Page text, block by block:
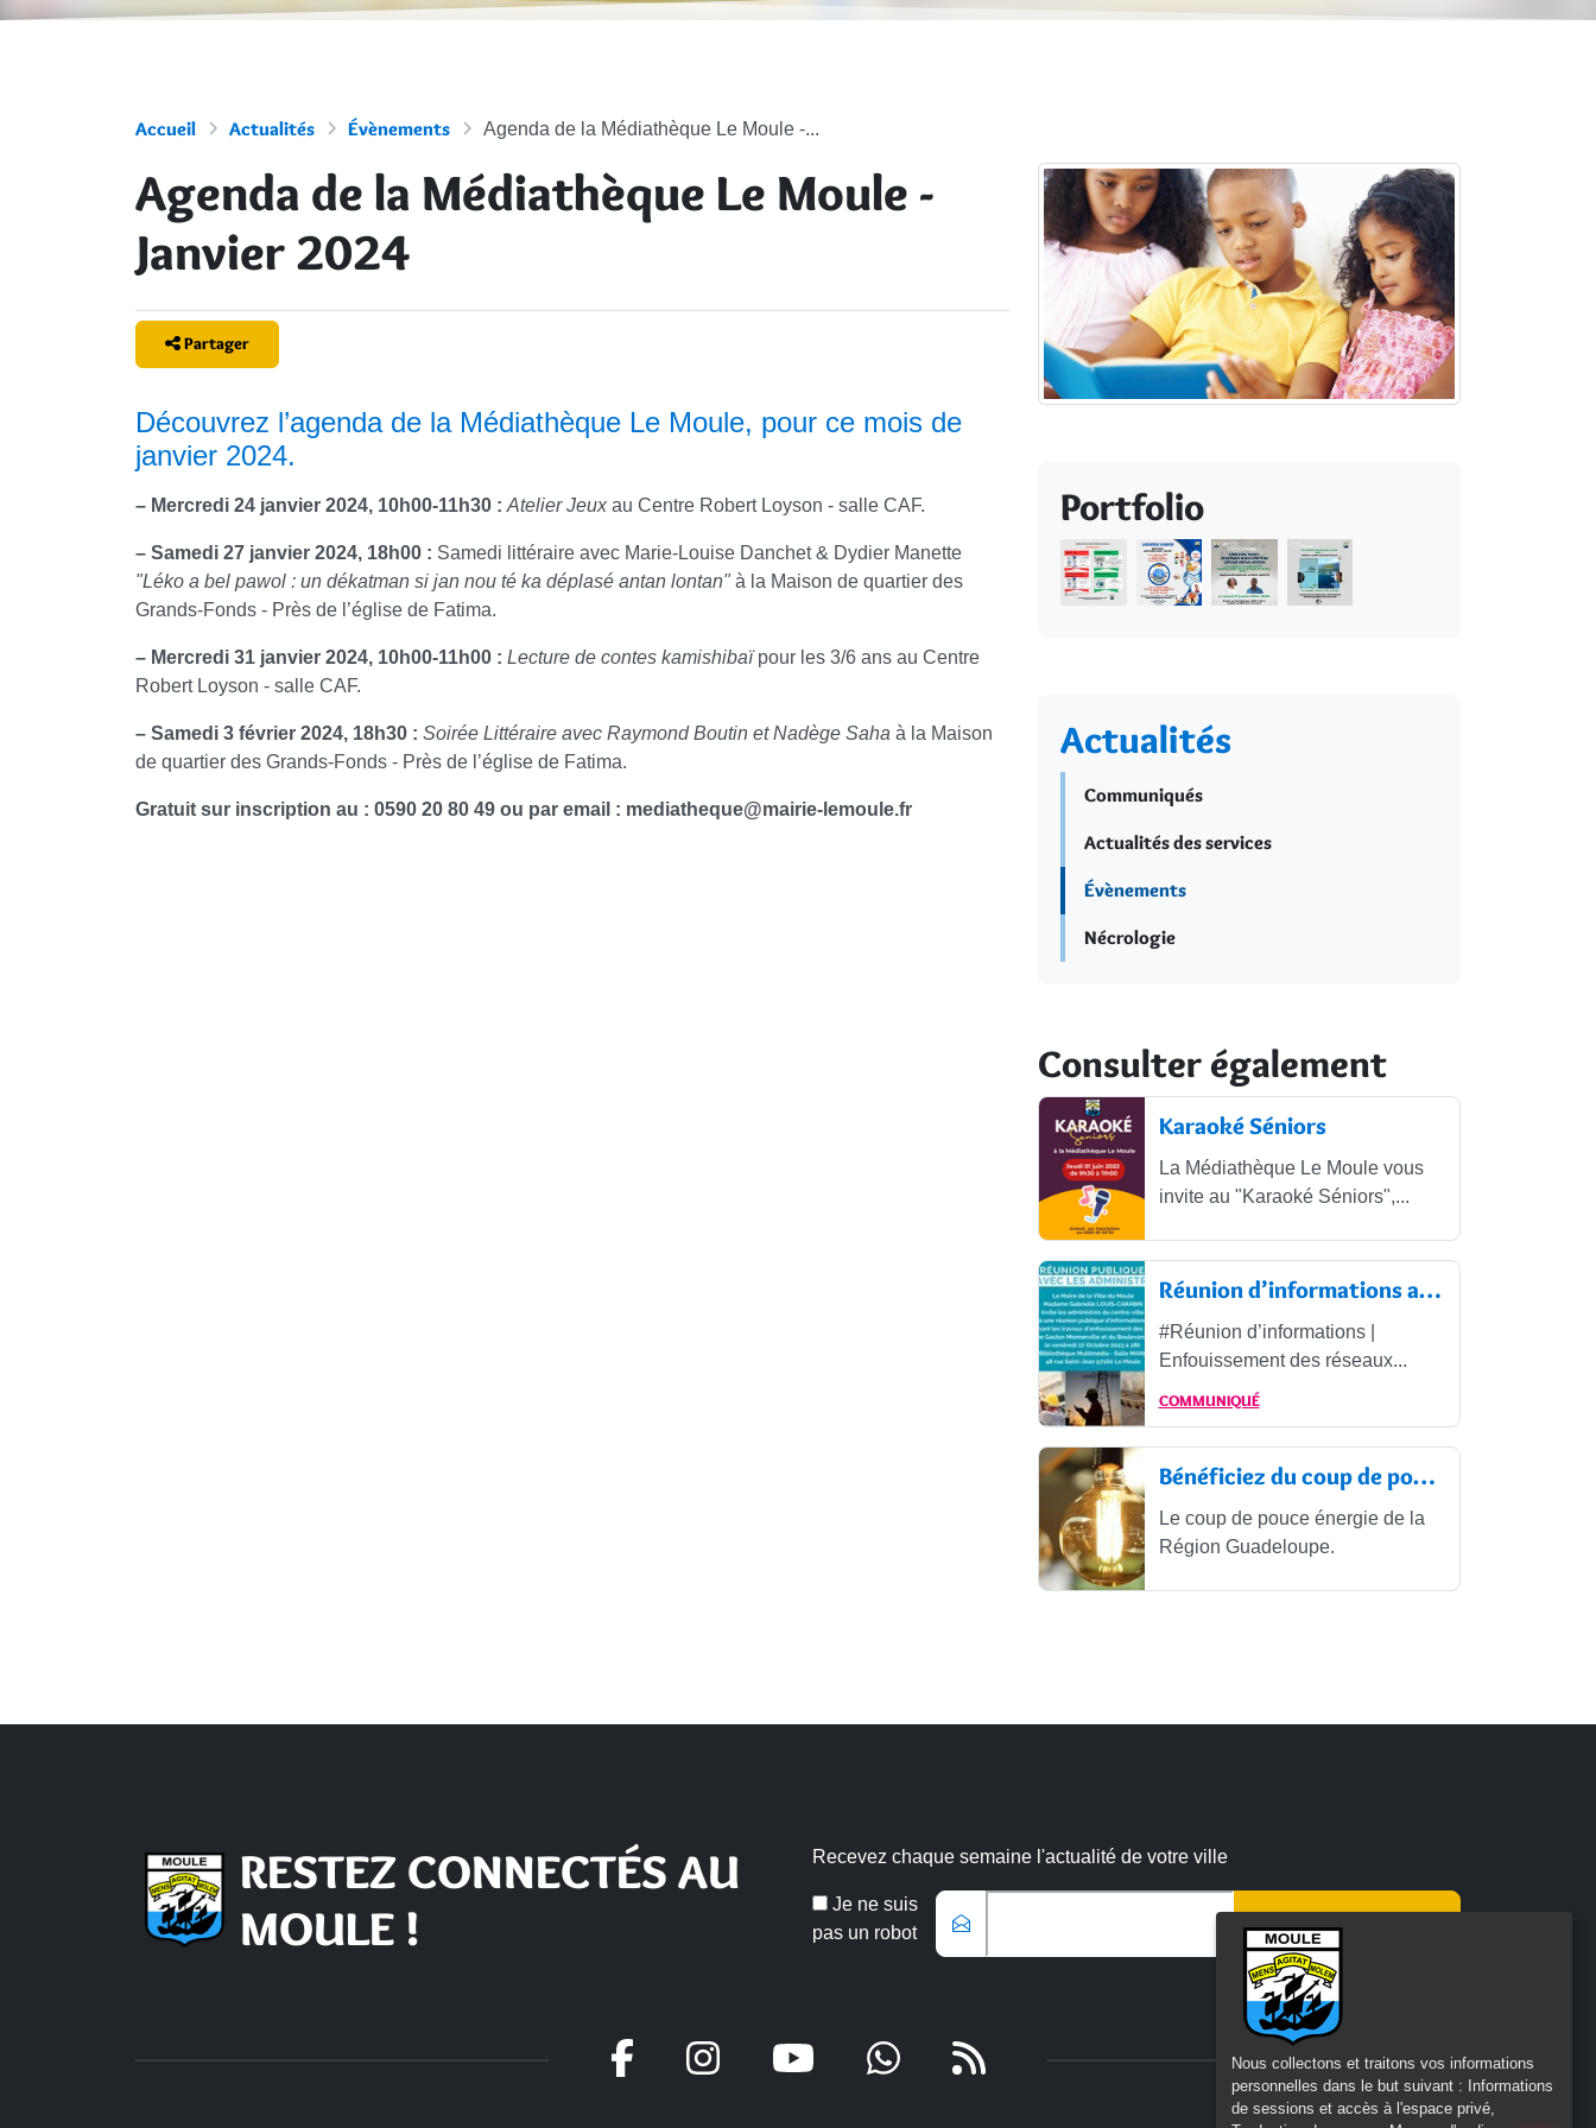
Nous collectons et traitons vos informations
personnelles dans le but suivant :
Informations
de sessions et accès à l'espace privé,
Accueil Actualités Évènements Agenda de la Médiathèque Le Moule -...
Agenda de la Médiathèque Le Moule -
Janvier 2024
Partager
Découvrez l’agenda de la Médiathèque Le Moule, pour ce mois de
janvier 2024.
– Mercredi 24 janvier 2024, 10h00-11h30 : Atelier Jeuxau Centre Robert Loyson - salle CAF.
– Samedi 27 janvier 2024, 18h00 : Samedi littéraire avec Marie-Louise Danchet & Dydier Manette
"Léko a bel pawol : un dékatman si jan nou té ka déplasé antan lontan"à la Maison de quartier des
Grands-Fonds - Près de l’église de Fatima.
– Mercredi 31 janvier 2024, 10h00-11h00 : Lecture de contes kamishibaïpour les 3/6 ans au Centre
Robert Loyson - salle CAF.
– Samedi 3 février 2024, 18h30 : Soirée Littéraire avec Raymond Boutin et Nadège Saha à la Maison
de quartier des Grands-Fonds - Près de l’église de Fatima.
Gratuit sur inscription au : 0590 20 80 49 ou par email : mediatheque@mairie-lemoule.fr
Portfolio
Actualités
Communiqués
Actualités des services
Évènements
Nécrologie
Consulter également
Karaoké Séniors
La Médiathèque Le Moule vous
invite au "Karaoké Séniors",...
Réunion d’informations avec les...
#Réunion d’informations |
Enfouissement des réseaux...
COMMUNIQUÉ
Bénéficiez du coup de pouce énergie
Le coup de pouce énergie de la
Région Guadeloupe.
RESTEZ CONNECTÉS AU
MOULE !
Recevez chaque semaine l'actualité de votre ville
Je ne suis
pas un robot
Veuillez laisser ce champ vide :
Email